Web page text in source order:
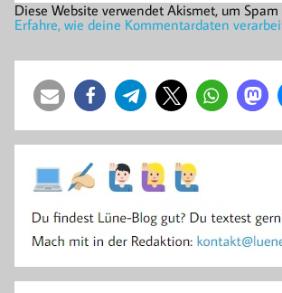
Diese Website verwendet Akismet, um
Erfahre, wie deine Kommentardaten